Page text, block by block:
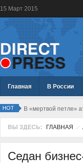
15 Март 2015
Главная В России
HOT В «мертвой петле»
ВЫ ЗДЕСЬ: ГЛАВНАЯ
Седан